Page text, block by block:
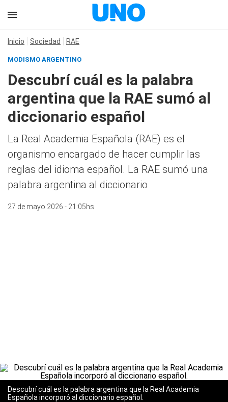
Inicio Sociedad RAE
MODISMO ARGENTINO
Descubrí cuál es la palabra
argentina que la RAE sumó al
diccionario español
La Real Academia Española (RAE) es el
organismo encargado de hacer cumplir las
reglas del idioma español. La RAE sumó una
palabra argentina al diccionario
27 de mayo 2026 - 21:05hs
Descubrí cuál es la palabra argentina que la Real Academia
Española incorporó al diccionario español.